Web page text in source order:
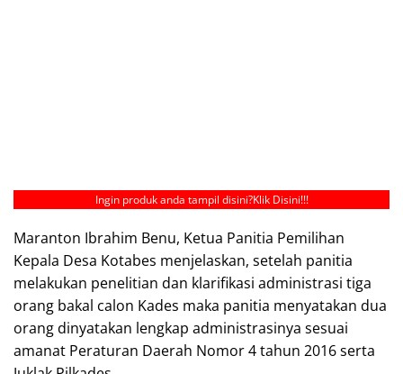
Ingin produk anda tampil disini?Klik Disini!!!
Maranton Ibrahim Benu, Ketua Panitia Pemilihan
Kepala Desa Kotabes menjelaskan, setelah panitia
melakukan penelitian dan klarifikasi administrasi tiga
orang bakal calon Kades maka panitia menyatakan dua
orang dinyatakan lengkap administrasinya sesuai
amanat Peraturan Daerah Nomor 4 tahun 2016 serta